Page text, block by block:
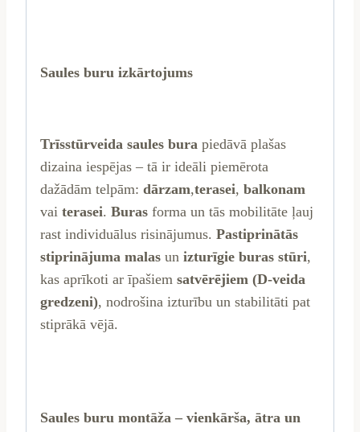
Saules buru izkārtojums
Trīsstūrveida saules bura piedāvā plašas
dizaina iespējas – tā ir ideāli piemērota
dažādām telpām: dārzam,terasei, balkonam
vai terasei. Buras forma un tās mobilitāte ļauj
rast individuālus risinājumus. Pastiprinātās
stiprinājuma malas un izturīgie buras stūri,
kas aprīkoti ar īpašiem satvērējiem (D-veida
gredzeni), nodrošina izturību un stabilitāti pat
stiprākā vējā.
Saules buru montāža – vienkārša, ātra un